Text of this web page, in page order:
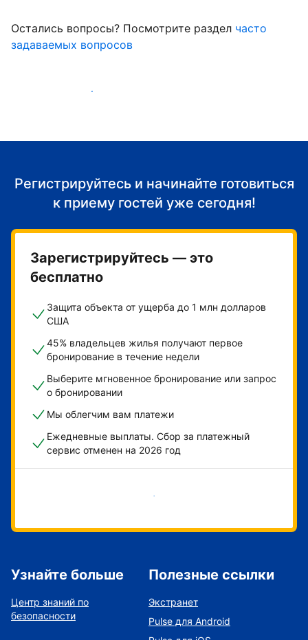
Остались вопросы? Посмотрите раздел часто
задаваемых вопросов
Начать принимать гостей
Регистрируйтесь и начинайте готовиться
к приему гостей уже сегодня!
Зарегистрируйтесь — это
бесплатно
Защита объекта от ущерба до 1 млн долларов
США
45% владельцев жилья получают первое
бронирование в течение недели
Выберите мгновенное бронирование или запрос
о бронировании
Мы облегчим вам платежи
Ежедневные выплаты. Сбор за платежный
сервис отменен на 2026 год
Начать
Узнайте больше
Центр знаний по
безопасности
Полезные ссылки
Экстранет
Pulse для Android